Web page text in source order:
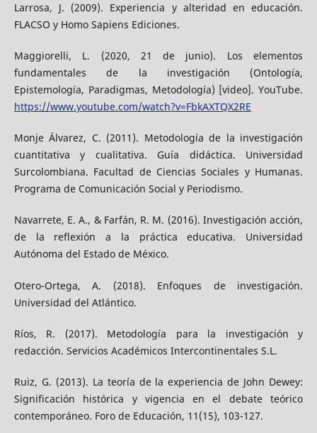
Larrosa, J. (2009). Experiencia y alteridad en educación.
FLACSO y Homo Sapiens Ediciones.
Maggiorelli, L. (2020, 21 de junio). Los elementos
fundamentales de la investigación (Ontología,
Epistemología, Paradigmas, Metodología) [video]. YouTube.
https://www.youtube.com/watch?v=FbkAXTQX2RE
Monje Álvarez, C. (2011). Metodología de la investigación
cuantitativa y cualitativa. Guía didáctica. Universidad
Surcolombiana. Facultad de Ciencias Sociales y Humanas.
Programa de Comunicación Social y Periodismo.
Navarrete, E. A., & Farfán, R. M. (2016). Investigación acción,
de la reflexión a la práctica educativa. Universidad
Autónoma del Estado de México.
Otero-Ortega, A. (2018). Enfoques de investigación.
Universidad del Atlántico.
Ríos, R. (2017). Metodología para la investigación y
redacción. Servicios Académicos Intercontinentales S.L.
Ruiz, G. (2013). La teoría de la experiencia de John Dewey:
Significación histórica y vigencia en el debate teórico
contemporáneo. Foro de Educación, 11(15), 103-127.